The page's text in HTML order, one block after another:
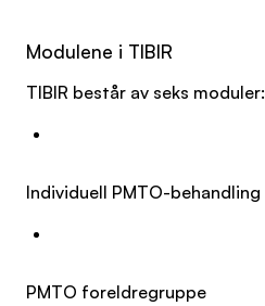
Modulene i TIBIR
TIBIR består av seks moduler:
Individuell PMTO-behandling
PMTO foreldregruppe